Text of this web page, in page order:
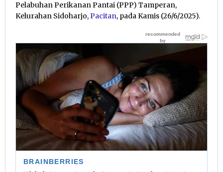
Pelabuhan Perikanan Pantai (PPP) Tamperan,
Kelurahan Sidoharjo,Pacitan, pada Kamis (26/6/2025).